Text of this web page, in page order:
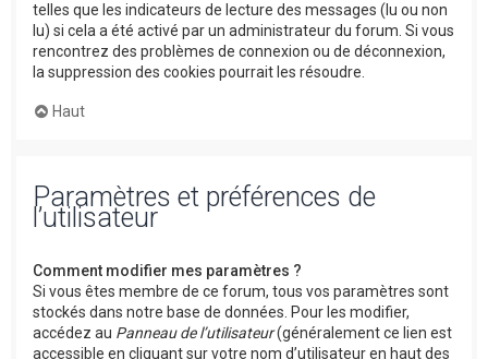
telles que les indicateurs de lecture des messages (lu ou non
lu) si cela a été activé par un administrateur du forum. Si vous
rencontrez des problèmes de connexion ou de déconnexion,
la suppression des cookies pourrait les résoudre.
Haut
Paramètres et préférences de
l’utilisateur
Comment modifier mes paramètres ?
Si vous êtes membre de ce forum, tous vos paramètres sont
stockés dans notre base de données. Pour les modifier,
accédez au Panneau de l’utilisateur(généralement ce lien est
accessible en cliquant sur votre nom d’utilisateur en haut des